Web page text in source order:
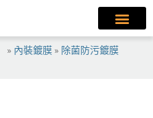
» 內裝鍍膜 » 除菌防污鍍膜